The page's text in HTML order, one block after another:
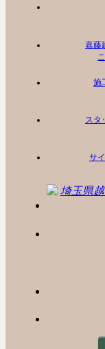
嘉藤
施
スタ
サ